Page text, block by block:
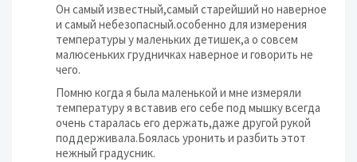
Он самый известный,самый старейший но наверное
и самый небезопасный.особенно для измерения
температуры у маленьких детишек,а о совсем
малюсеньких грудничках наверное и говорить не
чего.
Помню когда я была маленькой и мне измеряли
температуру я вставив его себе под мышку всегда
очень старалась его держать,даже другой рукой
поддерживала.Боялась уронить и разбить этот
нежный градусник.